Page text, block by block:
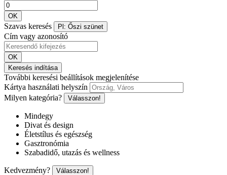
OK
Szavas keresés Pl: Őszi szünet
Cím vagy azonosító
OK
Keresés indítása
További keresési beállítások megjelenítése
Kártya használati helyszín
Milyen kategória?
Válasszon!
Mindegy
Divat és design
Életstílus és egészség
Gasztronómia
Szabadidő, utazás és wellness
Kedvezmény? Válasszon!